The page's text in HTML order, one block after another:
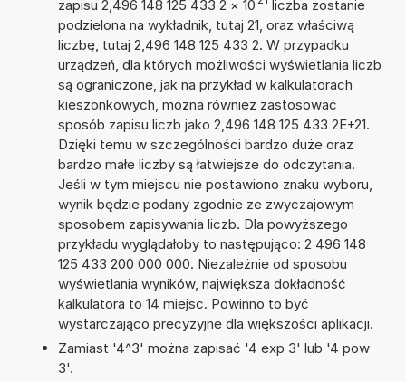
zapisu 2,496 148 125 433 2 × 10
liczba zostanie
podzielona na wykładnik, tutaj 21, oraz właściwą
liczbę, tutaj 2,496 148 125 433 2. W przypadku
urządzeń, dla których możliwości wyświetlania liczb
są ograniczone, jak na przykład w kalkulatorach
kieszonkowych, można również zastosować
sposób zapisu liczb jako 2,496 148 125 433 2E+21.
Dzięki temu w szczególności bardzo duże oraz
bardzo małe liczby są łatwiejsze do odczytania.
Jeśli w tym miejscu nie postawiono znaku wyboru,
wynik będzie podany zgodnie ze zwyczajowym
sposobem zapisywania liczb. Dla powyższego
przykładu wyglądałoby to następująco: 2 496 148
125 433 200 000 000. Niezależnie od sposobu
wyświetlania wyników, największa dokładność
kalkulatora to 14 miejsc. Powinno to być
wystarczająco precyzyjne dla większości aplikacji.
Zamiast '4^3' można zapisać '4 exp 3' lub '4 pow
3'.